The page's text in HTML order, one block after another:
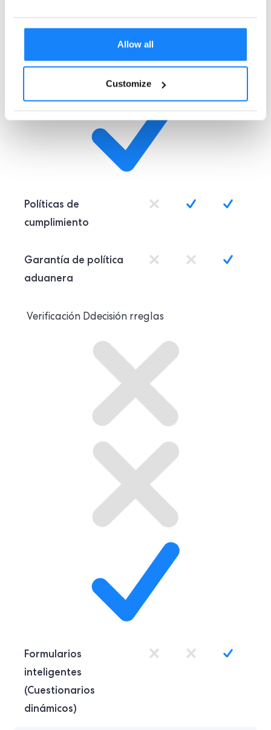
Allow all
Customize
Políticas de
cumplimiento
Garantía de política
aduanera
Verificación Ddecisión rreglas
Formularios
inteligentes
(Cuestionarios
dinámicos)